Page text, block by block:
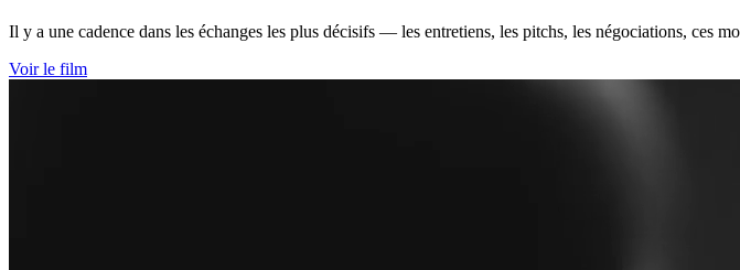
Il y a une cadence dans les échanges les plus décisifs — les entretiens, les pitchs, les négociations, ces
Voir le film